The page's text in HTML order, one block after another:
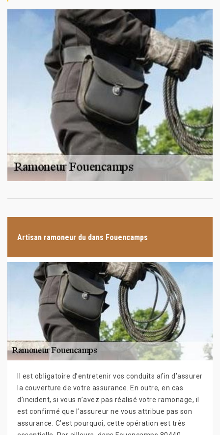
Artisan ramoneur du dans Fouencamps
Il est obligatoire d’entretenir vos conduits afin d’assurer
la couverture de votre assurance. En outre, en cas
d’incident, si vous n’avez pas réalisé votre ramonage, il
est confirmé que l’assureur ne vous attribue pas son
assurance. C’est pourquoi, cette opération est très